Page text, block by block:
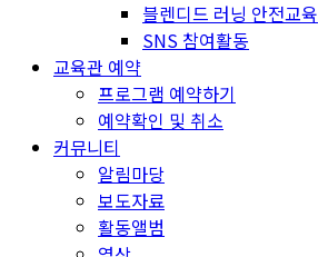
블렌디드 러닝 안전교육
SNS 참여활동
교육관 예약
프로그램 예약하기
예약확인 및 취소
커뮤니티
알림마당
보도자료
활동앨범